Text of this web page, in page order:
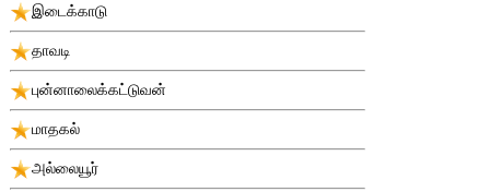
இடைக்காடு
தாவடி
புன்னாலைக்கட்டுவன்
மாதகல்
அல்லையூர்